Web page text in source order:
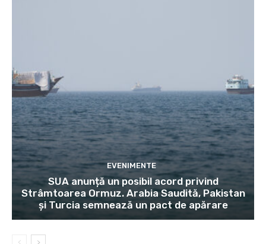
EVENIMENTE
SUA anunță un posibil acord privind
Strâmtoarea Ormuz. Arabia Saudită, Pakistan
și Turcia semnează un pact de apărare